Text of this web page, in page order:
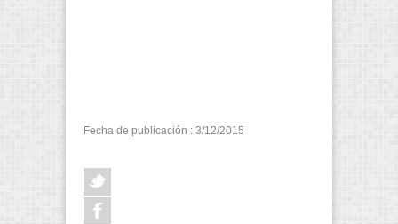
Fecha de publicación : 3/12/2015